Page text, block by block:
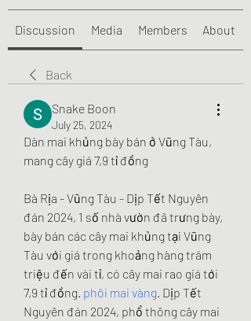
Discussion Media Members About
Back
Snake Boon
July 25, 2024
Dàn mai khủng bày bán ở Vũng Tàu,
mang cây giá 7,9 tỉ đồng
Bà Rịa - Vũng Tàu - Dịp Tết Nguyên
đán 2024, 1 số nhà vườn đã trưng bày,
bày bán các cây mai khủng tại Vũng
Tàu với giá trong khoảng hàng trăm
triệu đến vài tỉ, có cây mai rao giá tới
7,9 tỉ đồng. phôi mai vàng. Dịp Tết
Nguyên đán 2024, phổ thông cây mai